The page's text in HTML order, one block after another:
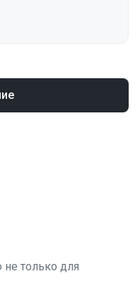
только для